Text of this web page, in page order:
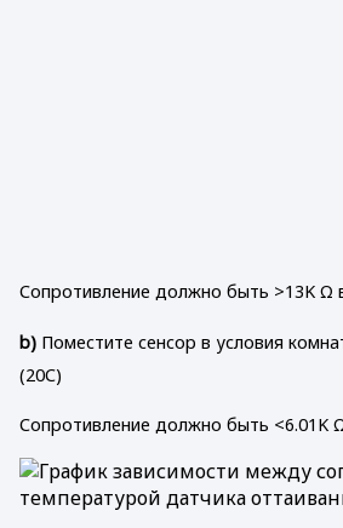
Сопротивление должно быть >13K Ω
b) Поместите сенсор в условия
(20С)
Сопротивление должно быть <6.01K